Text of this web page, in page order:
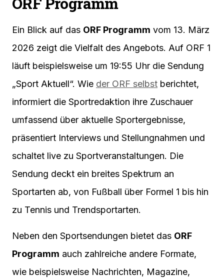
Ein Blick auf das ORF Programm vom 13. März
2026 zeigt die Vielfalt des Angebots. Auf ORF 1
läuft beispielsweise um 19:55 Uhr die Sendung
„Sport Aktuell“. Wie der ORF selbst berichtet,
informiert die Sportredaktion ihre Zuschauer
umfassend über aktuelle Sportergebnisse,
präsentiert Interviews und Stellungnahmen und
schaltet live zu Sportveranstaltungen. Die
Sendung deckt ein breites Spektrum an
Sportarten ab, von Fußball über Formel 1 bis hin
zu Tennis und Trendsportarten.
Neben den Sportsendungen bietet das ORF
Programm auch zahlreiche andere Formate,
wie beispielsweise Nachrichten, Magazine,